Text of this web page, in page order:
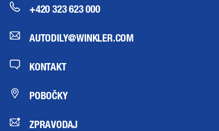
+420 323 623 000
AUTODILY@WINKLER.COM
KONTAKT
POBOČKY
ZPRAVODAJ